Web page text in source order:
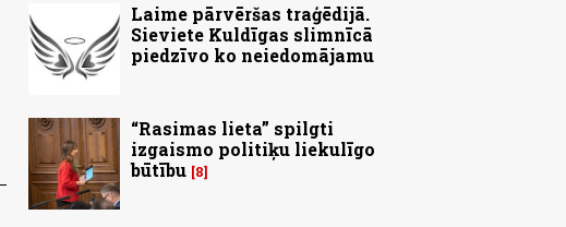
Laime pārvēršas traģēdijā.
Sieviete Kuldīgas slimnīcā
piedzīvo ko neiedomājamu
“Rasimas lieta” spilgti
izgaismo politiķu liekulīgo
būtību 8